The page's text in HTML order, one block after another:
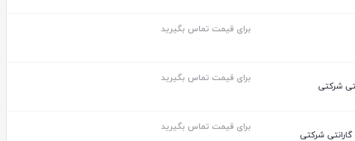
برای قیمت تماس بگیرید
برای قیمت تماس بگیرید
برای قیمت تماس بگیرید